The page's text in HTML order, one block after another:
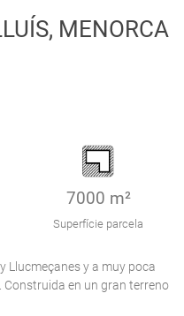
MENORCA
7000 m²
Superfície parcela
Llucmeçanes y a muy poca
Construida en un gran terreno